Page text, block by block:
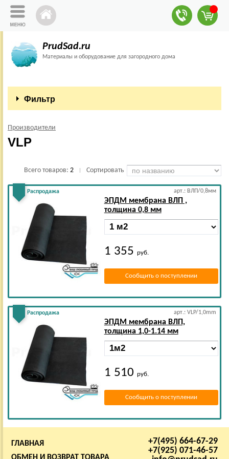
PrudSad.ru
Материалы и оборудование для загородного дома
Фильтр
Производители
VLP
Всего товаров: 2 Сортировать
Распродажа арт.: ВЛП/0,8мм
ЭПДМ мембрана ВЛП ,
толщина 0,8 мм
1 355 руб.
Сообщить о поступлении
Распродажа арт.: VLP/1,0mm
ЭПДМ мембрана ВЛП,
толщина 1,0-1.14 мм
1 510 руб.
Сообщить о поступлении
+7(495) 664-67-29
+7(925) 071-46-57
ГЛАВНАЯ